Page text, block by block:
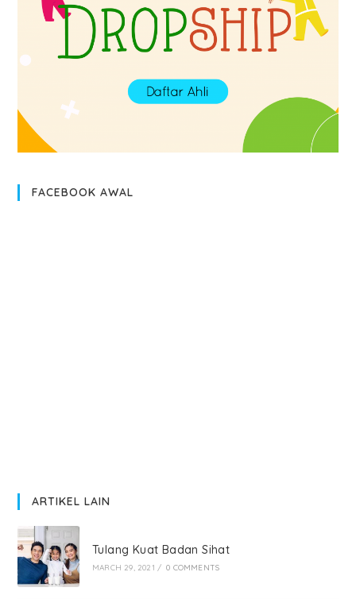
FACEBOOK AWAL
ARTIKEL LAIN
Tulang Kuat Badan Sihat
MARCH 29, 2021 / 0 COMMENTS